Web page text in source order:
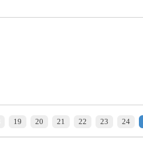
19 20 21 22 23 24